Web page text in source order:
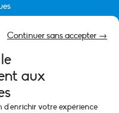
aux
d'enrichir votre expérience
Continuer sans accepter →